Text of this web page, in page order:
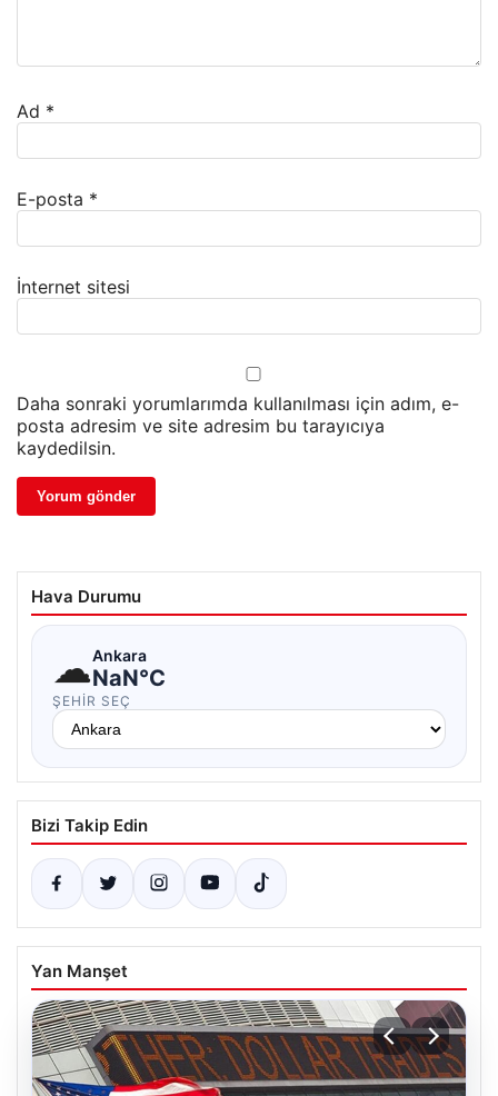
Ad *
E-posta *
İnternet sitesi
Daha sonraki yorumlarımda kullanılması için adım, e-
posta adresim ve site adresim bu tarayıcıya
kaydedilsin.
Hava Durumu
☁Ankara
NaN°C
ŞEHIR SEÇ
Bizi Takip Edin
Yan Manşet